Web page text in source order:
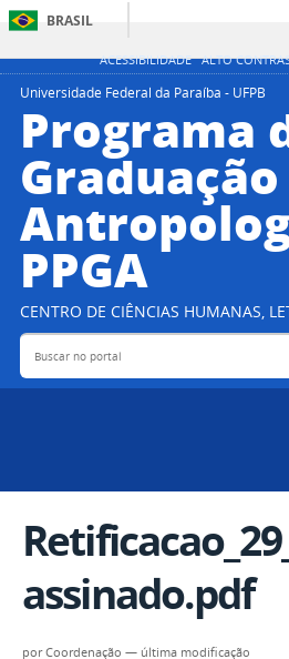
ACESSIBILIDADE ALTO
BRASIL
Universidade Federal da Paraíba - UFPB
Programa
PPGA
CENTRO DE CIÊNCIAS HUMANAS,
Buscar no portal
assinado.pdf
porCoordenação — última modificação